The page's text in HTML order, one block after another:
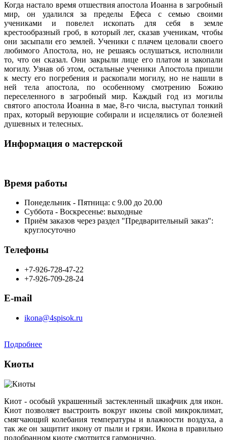
Когда настало время отшествия апостола Иоанна в загробный
мир, он удалился за пределы Ефеса с семью своими
учениками и повелел ископать для себя в земле
крестообразный гроб, в который лег, сказав ученикам, чтобы
они засыпали его землей. Ученики с плачем целовали своего
любимого Апостола, но, не решаясь ослушаться, исполнили
то, что он сказал. Они закрыли лице его платом и закопали
могилу. Узнав об этом, остальные ученики Апостола пришли
к месту его погребения и раскопали могилу, но не нашли в
ней тела апостола, по особенному смотрению Божию
переселенного в загробный мир. Каждый год из могилы
святого апостола Иоанна в мае, 8-го числа, выступал тонкий
прах, который верующие собирали и исцелялись от болезней
душевных и телесных.
Информация о мастерской
Время работы
Понедельник - Пятница: с 9.00 до 20.00
Суббота - Воскресенье: выходные
Приём заказов через раздел "Предварительный заказ":
круглосуточно
Телефоны
+7-926-728-47-22
+7-926-709-28-24
E-mail
ikona@4spisok.ru
Подробнее
Киоты
Киот - особый украшенный застекленный шкафчик для икон.
Киот позволяет выстроить вокруг иконы свой микроклимат,
смягчающий колебания температуры и влажности воздуха, а
так же он защитит икону от пыли и грязи. Икона в правильно
подобранном киоте смотрится гармонично.